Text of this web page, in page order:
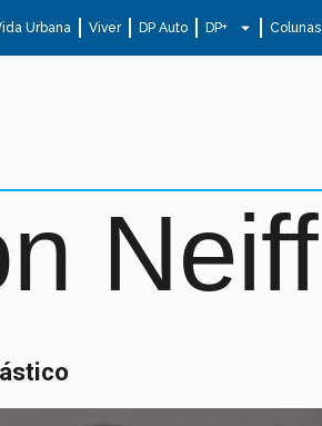
Urbana Viver DP Auto DP+ Colunas
Neiff